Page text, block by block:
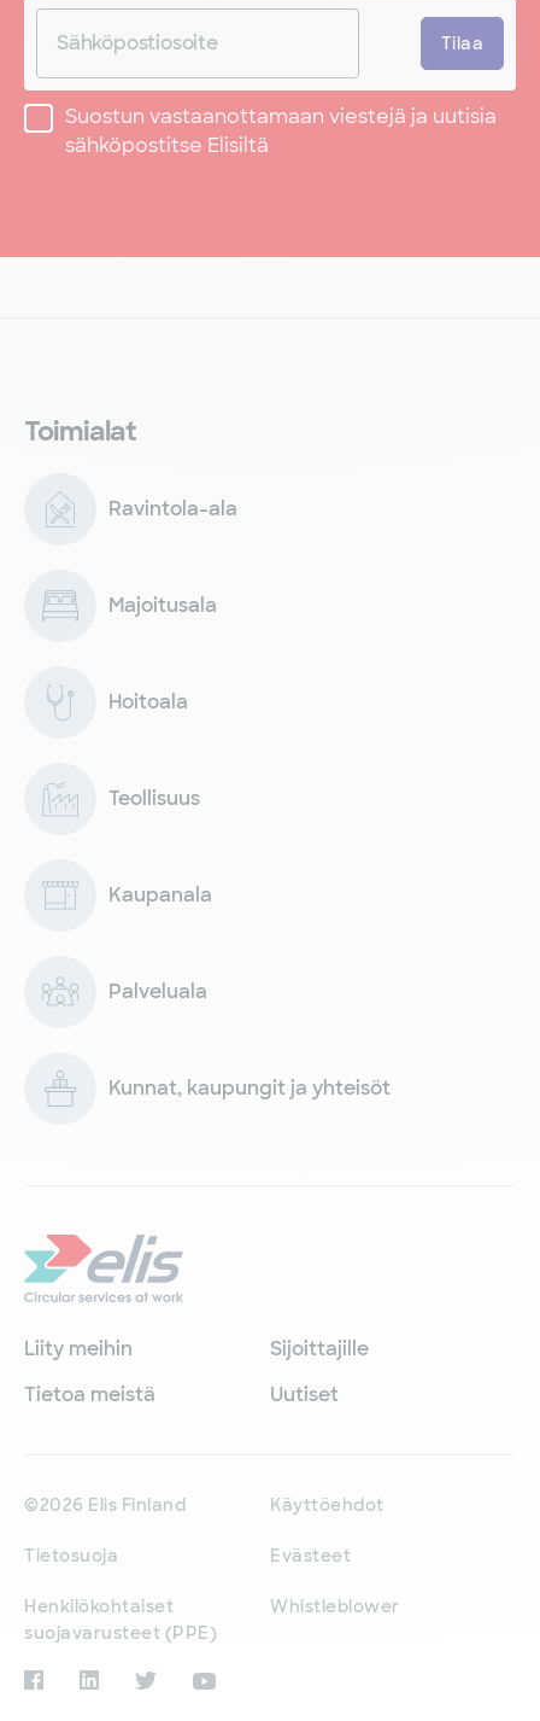
Suostun vastaanottamaan viestejä ja uutisia
sähköpostitse Elisiltä
Toimialat
Ravintola-ala
Majoitusala
Hoitoala
Teollisuus
Kaupanala
Palveluala
Kunnat, kaupungit ja yhteisöt
Liity meihin
Sijoittajille
Tietoa meistä
Uutiset
©2026 Elis Finland Käyttöehdot
Tietosuoja Evästeet
Henkilökohtaiset
suojavarusteet (PPE)
Whistleblower